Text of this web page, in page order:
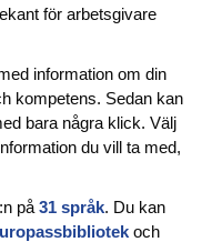
för arbetsgivare
information om din
kompetens. Sedan kan
bara några klick. Välj
du vill ta med,
på 31 språk. Du kan
och